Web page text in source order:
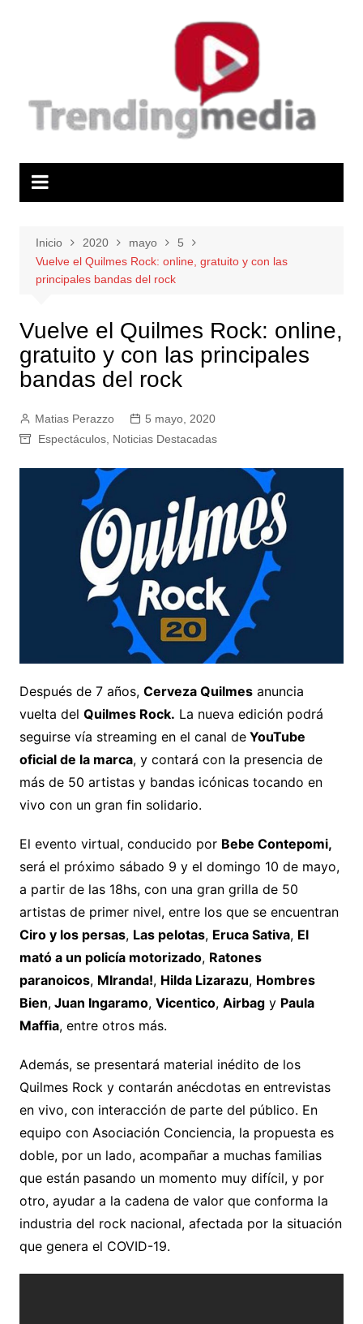
Inicio 2020 mayo
5
Vuelve el Quilmes Rock: online, gratuito y con las
principales bandas del rock
Vuelve el Quilmes Rock: online,
gratuito y con las principales
bandas del rock
Matias Perazzo
5 mayo, 2020
Espectáculos, Noticias Destacadas
Después de 7 años, Cerveza Quilmesanuncia
vuelta del Quilmes Rock. La nueva edición podrá
seguirse vía streaming en el canal deYouTube
oficial de la marca, y contará con la presencia de
más de 50 artistas y bandas icónicas tocando en
vivo con un gran fin solidario.
El evento virtual, conducido por Bebe Contepomi,
será el próximo sábado 9 y el domingo 10 de mayo,
a partir de las 18hs, con una gran grilla de 50
artistas de primer nivel, entre los que se encuentran
Ciro y los persas, Las pelotas, Eruca Sativa, El
mató a un policía motorizado, Ratones
paranoicos, MIranda!, Hilda Lizarazu, Hombres
Bien,Juan Ingaramo, Vicentico, Airbagy Paula
Maffia, entre otros más.
Además, se presentará material inédito de los
Quilmes Rock y contarán anécdotas en entrevistas
en vivo, con interacción de parte del público. En
equipo con Asociación Conciencia, la propuesta es
doble, por un lado, acompañar a muchas familias
que están pasando un momento muy difícil, y por
otro, ayudar a la cadena de valor que conforma la
industria del rock nacional, afectada por la situación
que genera el COVID-19.